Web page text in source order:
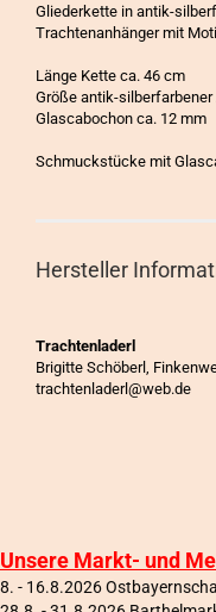
Gliederkette in antik-
Trachtenanhänger mit
Länge Kette ca. 46 cm
Größe antik-silberfarbener
Glascabochon ca. 12 mm
Schmuckstücke mit
Hersteller
Trachtenladerl
Brigitte Schöberl,
trachtenladerl@web.de
Unsere Markt- und
8. - 16.8.2026